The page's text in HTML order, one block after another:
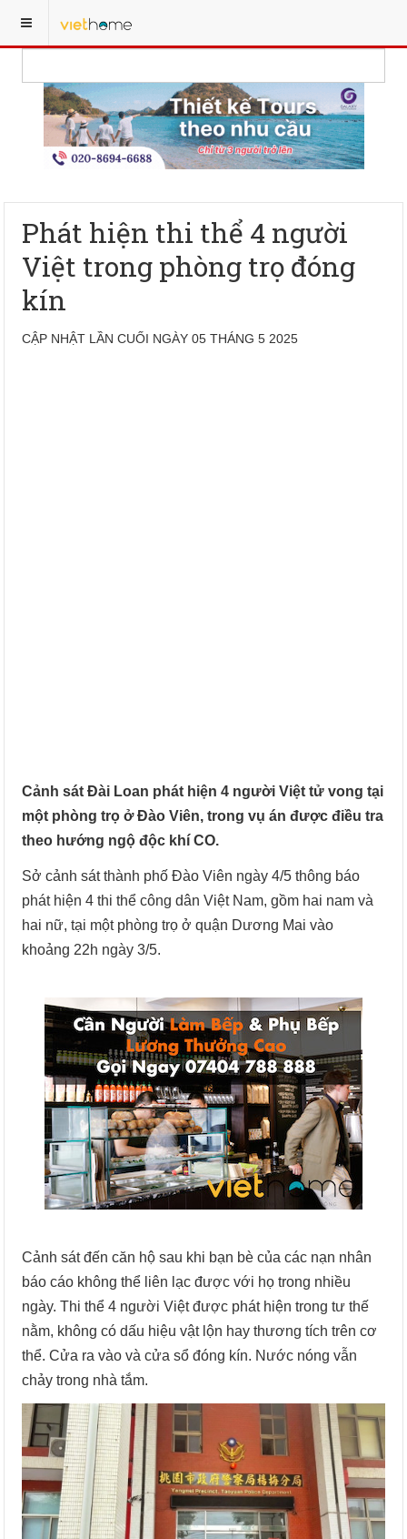
Phát hiện thi thể 4 người
Việt trong phòng trọ đóng
kín
CẬP NHẬT LẦN CUỐI NGÀY 05 THÁNG 5 2025
Cảnh sát Đài Loan phát hiện 4 người Việt tử vong tại
một phòng trọ ở Đào Viên, trong vụ án được điều tra
theo hướng ngộ độc khí CO.
Sở cảnh sát thành phố Đào Viên ngày 4/5 thông báo
phát hiện 4 thi thể công dân Việt Nam, gồm hai nam và
hai nữ, tại một phòng trọ ở quận Dương Mai vào
khoảng 22h ngày 3/5.
Cảnh sát đến căn hộ sau khi bạn bè của các nạn nhân
báo cáo không thể liên lạc được với họ trong nhiều
ngày. Thi thể 4 người Việt được phát hiện trong tư thế
nằm, không có dấu hiệu vật lộn hay thương tích trên cơ
thể. Cửa ra vào và cửa sổ đóng kín. Nước nóng vẫn
chảy trong nhà tắm.